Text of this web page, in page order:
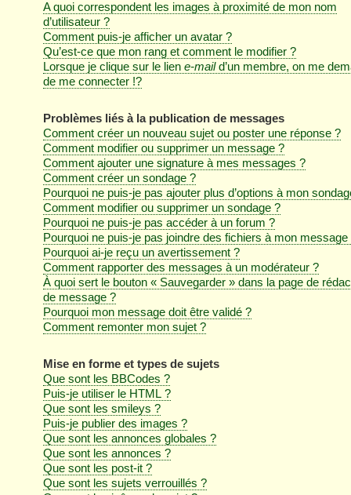
A quoi correspondent les images à proximité de mon nom
d’utilisateur ?
Comment puis-je afficher un avatar ?
Qu’est-ce que mon rang et comment le modifier ?
Lorsque je clique sur le lien e-maild’un membre, on me
de me connecter !?
Problèmes liés à la publication de messages
Comment créer un nouveau sujet ou poster une réponse ?
Comment modifier ou supprimer un message ?
Comment ajouter une signature à mes messages ?
Comment créer un sondage ?
Pourquoi ne puis-je pas ajouter plus d’options à mon
Comment modifier ou supprimer un sondage ?
Pourquoi ne puis-je pas accéder à un forum ?
Pourquoi ne puis-je pas joindre des fichiers à mon message
Pourquoi ai-je reçu un avertissement ?
Comment rapporter des messages à un modérateur ?
À quoi sert le bouton « Sauvegarder » dans la page de
de message ?
Pourquoi mon message doit être validé ?
Comment remonter mon sujet ?
Mise en forme et types de sujets
Que sont les BBCodes ?
Puis-je utiliser le HTML ?
Que sont les smileys ?
Puis-je publier des images ?
Que sont les annonces globales ?
Que sont les annonces ?
Que sont les post-it ?
Que sont les sujets verrouillés ?